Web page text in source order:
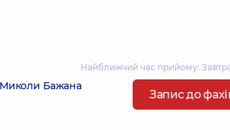
Найближчий час прийому:
Бажана
Запис до